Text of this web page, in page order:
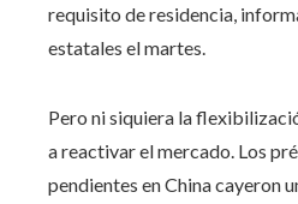
requisito de residencia,
estatales el martes.
Pero ni siquiera la
a reactivar el mercado. Los
pendientes en China cayeron